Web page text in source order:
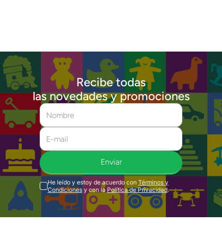
Recibe todas
las novedades y promociones
Enviar
He leído y estoy de acuerdo con Términos y
Condiciones y con la Política de Privacidad.